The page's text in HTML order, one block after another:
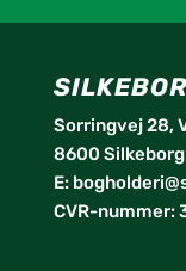
Sorringvej 28,
8600 Silkeborg
E:
CVR-nummer: